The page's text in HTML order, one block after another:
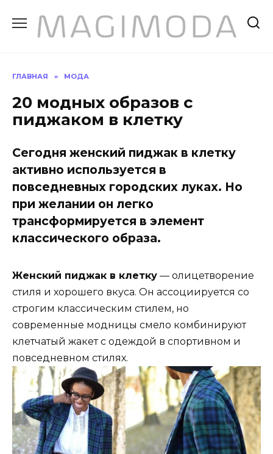
содержанию
ГЛАВНАЯ » МОДА
20 модных образов с
пиджаком в клетку
Сегодня женский пиджак в клетку
активно используется в
повседневных городских луках. Но
при желании он легко
трансформируется в элемент
классического образа.
Женский пиджак в клетку — олицетворение
стиля и хорошего вкуса. Он ассоциируется со
строгим классическим стилем, но
современные модницы смело комбинируют
клетчатый жакет с одеждой в спортивном и
повседневном стилях.